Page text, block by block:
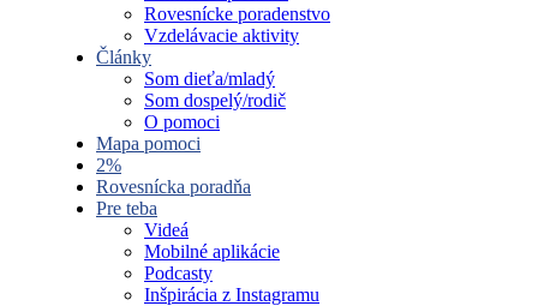
Rovesnícke poradenstvo
Vzdelávacie aktivity
Články
Som dieťa/mladý
Som dospelý/rodič
O pomoci
Mapa pomoci
2%
Rovesnícka poradňa
Pre teba
Videá
Mobilné aplikácie
Podcasty
Inšpirácia z Instagramu